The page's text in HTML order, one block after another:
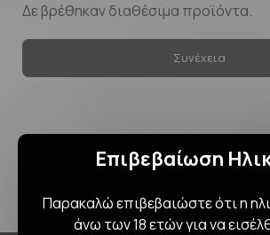
Επιβεβαίωση
Παρακαλώ επιβεβαιώστε ότι η
άνω των 18 ετών για να
Δε βρέθηκαν διαθέσιμα προϊόντα.
Συνέχεια